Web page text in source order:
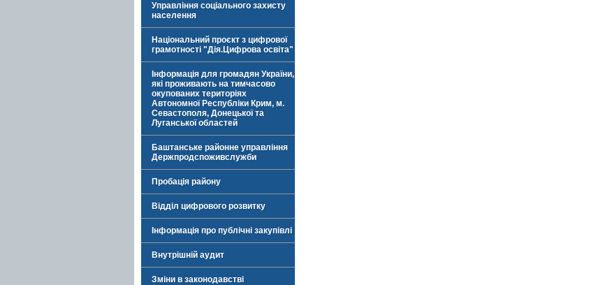
Управління соціального захисту
населення
Національний проєкт з цифрової
грамотності "Дія.Цифрова освіта"
Інформація для громадян України,
які проживають на тимчасово
окупованих територіях
Автономної Республіки Крим, м.
Севастополя, Донецької та
Луганської областей
Баштанське районне управління
Держпродспоживслужби
Пробація району
Відділ цифрового розвитку
Інформація про публічні закупівлі
Внутрішній аудит
Зміни в законодавстві